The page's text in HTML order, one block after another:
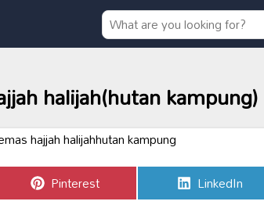
halijah(hutan kampung)
Share
on
Pinterest Share
on
LinkedIn